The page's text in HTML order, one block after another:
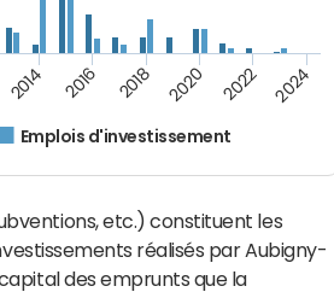
Emplois d'investissement
2014 2016 2018 2020 2022 2024
etc.) constituent les
réalisés par Aubigny-
des emprunts que la